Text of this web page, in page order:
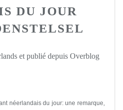
DU JOUR
et publié depuis Overblog
néerlandais du jour: une remarque,